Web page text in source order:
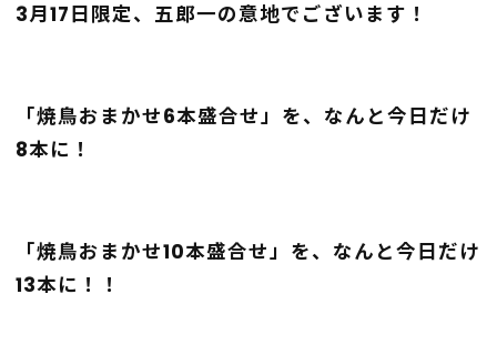
3月17日限定、五郎一の意地でございます！
「焼鳥おまかせ6本盛合せ」を、なんと今日だけ
8本に！
「焼鳥おまかせ10本盛合せ」を、なんと今日だけ
13本に！！